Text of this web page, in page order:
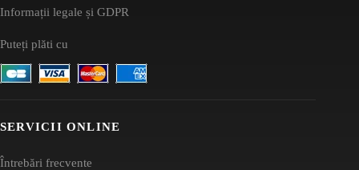
Informații legale și GDPR
Puteți plăti cu
SERVICII ONLINE
Întrebări frecvente